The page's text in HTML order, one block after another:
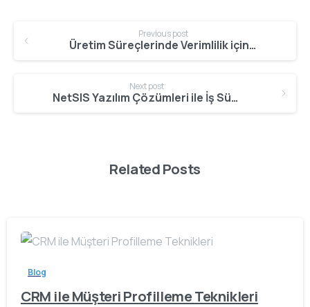
Reading
Previous post
Üretim Süreçlerinde Verimlilik için ERP Kullanımı
Next post
NetSIS Yazılım Çözümleri ile İş Süreçlerini Otomatikleştirme
Related Posts
Blog
CRM ile Müşteri Profilleme Teknikleri